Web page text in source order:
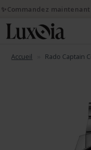
Accueil Rado Captain
✨Commandez